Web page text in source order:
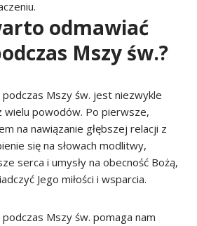
odmawiać
Mszy św.?
Mszy św. jest niezwykle
wielu powodów. Po pierwsze,
na nawiązanie głębszej relacji z
się na słowach modlitwy,
serca i umysły na obecność Bożą,
Jego miłości i wsparcia.
Mszy św. pomaga nam